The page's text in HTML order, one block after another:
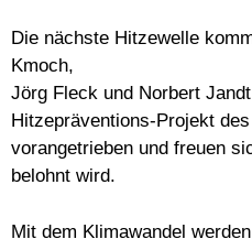
Die nächste Hitzewelle
Kmoch,
Jörg Fleck und Norbert
Hitzepräventions-Projekt
vorangetrieben und freuen
belohnt wird.
Mit dem Klimawandel